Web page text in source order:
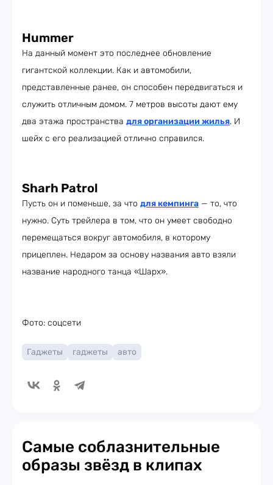
Hummer
На данный момент это последнее обновление
гигантской коллекции. Как и автомобили,
представленные ранее, он способен передвигаться и
служить отличным домом. 7 метров высоты дают ему
два этажа пространства для организации жилья. И
шейх с его реализацией отлично справился.
Sharh Patrol
Пусть он и поменьше, за что для кемпинга — то, что
нужно. Суть трейлера в том, что он умеет свободно
перемещаться вокруг автомобиля, в которому
прицеплен. Недаром за основу названия авто взяли
название народного танца «Шарх».
Фото: соцсети
Гаджеты гаджеты авто
Самые соблазнительные
образы звёзд в клипаx